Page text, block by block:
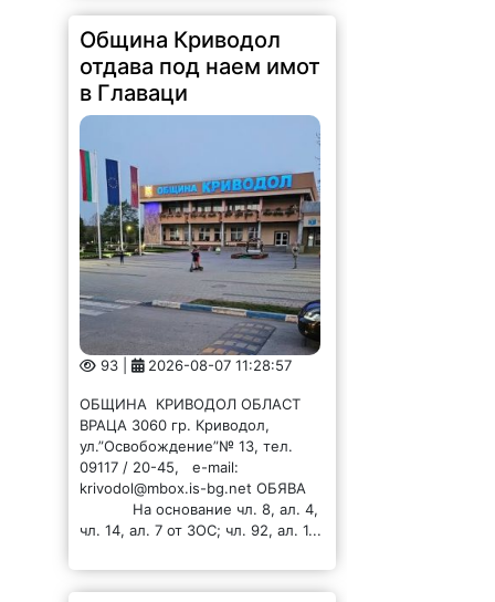
Община Криводол
отдава под наем имот
в Главаци
93 | 2026-08-07 11:28:57
ОБЩИНА КРИВОДОЛ ОБЛАСТ
ВРАЦА 3060 гр. Криводол,
ул.”Освобождение”№ 13, тел.
09117 / 20-45, e-mail:
krivodol@mbox.is-bg.net ОБЯВА
На основание чл. 8, ал. 4,
чл. 14, ал. 7 от ЗОС; чл. 92, ал. 1...